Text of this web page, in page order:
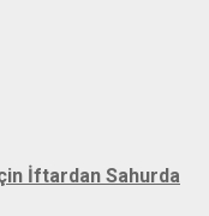
İftardan Sahurda